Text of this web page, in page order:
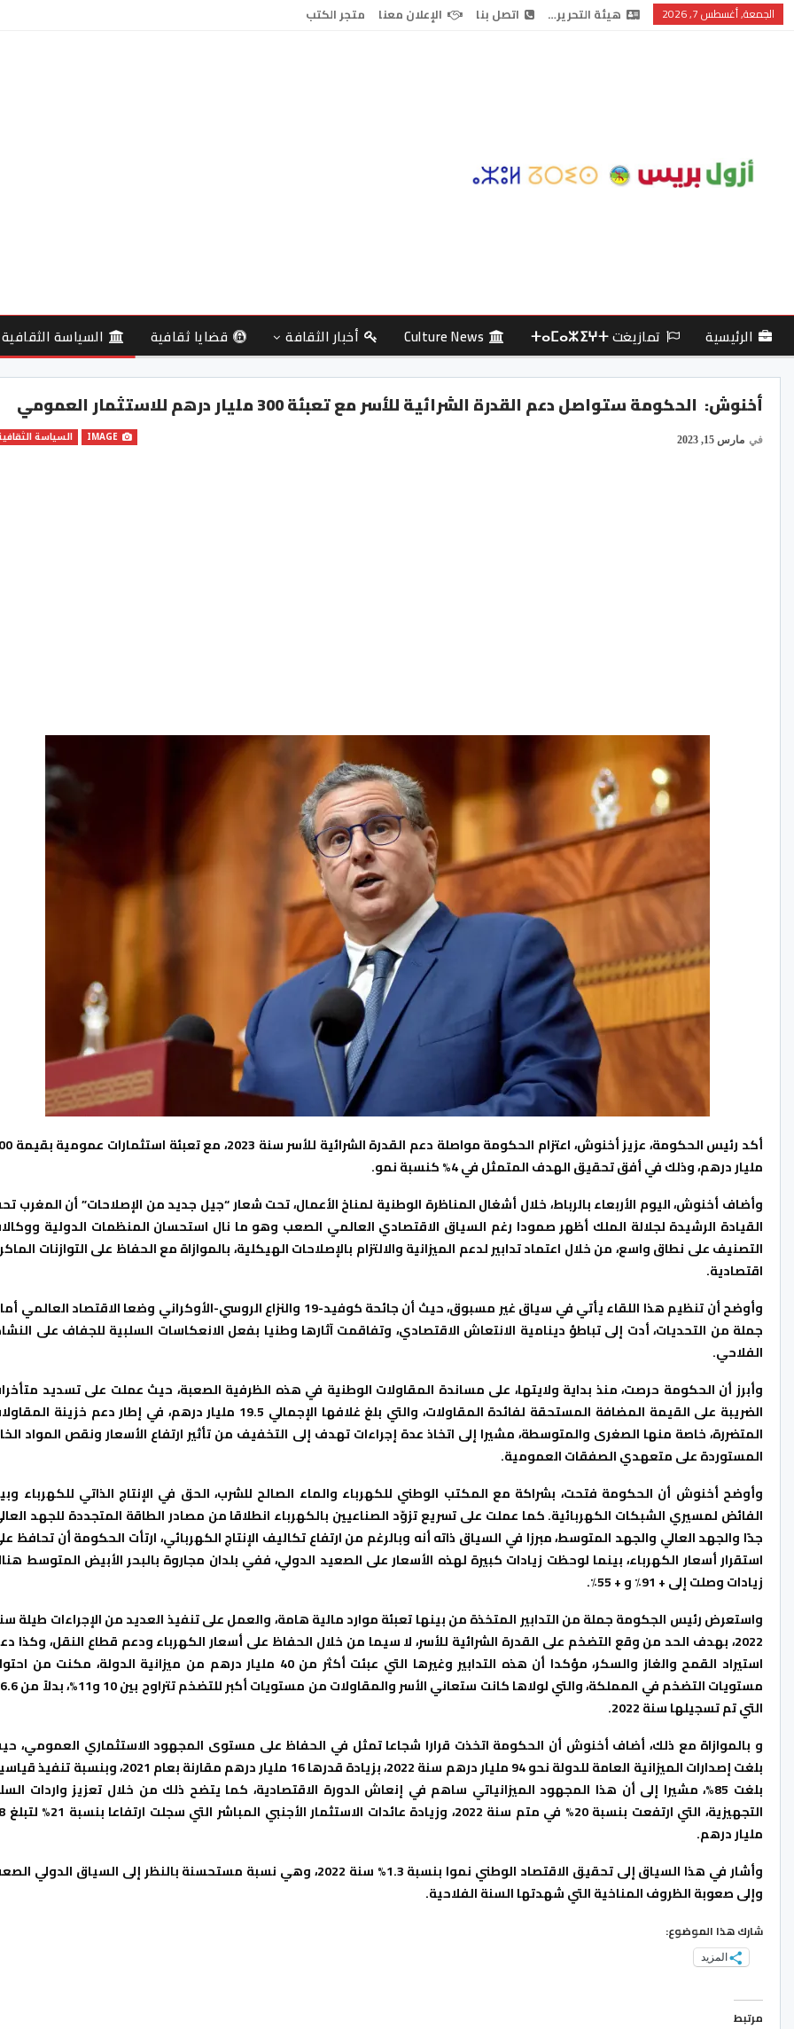
الجمعة, أغسطس 7, 2026 هيئة التحرير… اتصل بنا الإعلان معنا متجر الكتب
الرئيسية تمازيغت ⵜⴰⵎⴰⵣⵉⵖⵜ Culture News أخبار الثقافة قضايا ثقافية السياسة الثقافية
أخنوش: الحكومة ستواصل دعم القدرة الشرائية للأسر مع تعبئة 300 مليار درهم للاستثمار العمومي
السياسة في مارس 15, 2023
أكد رئيس الحكومة، عزيز أخنوش، اعتزام الحكومة
مليار درهم، وذلك في أفق تحقيق الهدف المتمثل في 4% كنسبة نمو.
وأضاف أخنوش، اليوم الأربعاء بالرباط، خلال أشغال المناظرة الوطنية لمناخ الأعمال، تحت شعار “جيل جديد من الإصلاحات” أن المغرب
القيادة الرشيدة لجلالة الملك أظهر صمودا رغم السياق الاقتصادي العالمي الصعب وهو ما نال استحسان المنظمات الدولية
التصنيف على نطاق واسع، من خلال اعتماد تدابير لدعم الميزانية والالتزام بالإصلاحات الهيكلية، بالموازاة مع الحفاظ على التوازنات
اقتصادية.
وأوضح أن تنظيم هذا اللقاء يأتي في سياق غير مسبوق، حيث أن جائحة كوفيد-19 والنزاع الروسي-الأوكراني وضعا الاقتصاد العالمي
جملة من التحديات، أدت إلى تباطؤ دينامية الانتعاش الاقتصادي، وتفاقمت آثارها وطنيا بفعل الانعكاسات السلبية للجفاف على
الفلاحي.
وأبرز أن الحكومة حرصت، منذ بداية ولايتها، على مساندة المقاولات الوطنية في هذه الظرفية الصعبة، حيث عملت على تسديد
الضريبة على القيمة المضافة المستحقة لفائدة المقاولات، والتي بلغ غلافها الإجمالي 19.5 مليار درهم، في إطار دعم خزينة
المتضررة، خاصة منها الصغرى والمتوسطة، مشيرا إلى اتخاذ عدة إجراءات تهدف إلى التخفيف من تأثير ارتفاع الأسعار ونقص المواد
المستوردة على متعهدي الصفقات العمومية.
وأوضح أخنوش أن الحكومة فتحت، بشراكة مع المكتب الوطني للكهرباء والماء الصالح للشرب، الحق في الإنتاج الذاتي للكهرباء
الفائض لمسيري الشبكات الكهربائية. كما عملت على تسريع تزوّد الصناعيين بالكهرباء انطلاقا من مصادر الطاقة المتجددة للجهد
جدًا والجهد العالي والجهد المتوسط، مبرزا في السياق ذاته أنه وبالرغم من ارتفاع تكاليف الإنتاج الكهربائي، ارتأت الحكومة أن تحافظ
استقرار أسعار الكهرباء، بينما لوحظت زيادات كبيرة لهذه الأسعار على الصعيد الدولي، ففي بلدان مجاروة بالبحر الأبيض المتوسط
زيادات وصلت إلى + 91٪ و + 55٪.
واستعرض رئيس الجكومة جملة من التدابير المتخذة من بينها تعبئة موارد مالية هامة، والعمل على تنفيذ العديد من الإجراءات طيلة
2022، بهدف الحد من وقع التضخم على القدرة الشرائية للأسر، لا سيما من خلال الحفاظ على أسعار الكهرباء ودعم قطاع النقل، وكذا
استيراد القمح والغاز والسكر، مؤكدا أن هذه التدابير وغيرها التي عبئت أكثر من 40 مليار درهم من ميزانية الدولة، مكنت من
التي تم تسجيلها سنة 2022.
و بالموازاة مع ذلك، أضاف أخنوش أن الحكومة اتخذت قرارا شجاعا تمثل في الحفاظ على مستوى المجهود الاستثماري العمومي،
بلغت إصدارات الميزانية العامة للدولة نحو 94 مليار درهم سنة 2022، بزيادة قدرها 16 مليار درهم مقارنة بعام 2021، وبنسبة
بلغت 85%، مشيرا إلى أن هذا المجهود الميزانياتي ساهم في إنعاش الدورة الاقتصادية، كما يتضح ذلك من خلال تعزيز واردات
التجهيزية، التي ارتفعت
مليار درهم.
وأشار في هذا السياق إلى تحقيق الاقتصاد الوطني نموا بنسبة 1.3% سنة 2022، وهي نسبة مستحسنة بالنظر إلى السياق الدولي
وإلى صعوبة الظروف المناخية التي شهدتها السنة الفلاحية.
شارك هذا الموضوع:
المزيد
مرتبط